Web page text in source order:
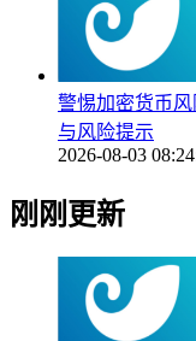
警惕加密货币
与风险提示
2026-08-03
刚刚更新